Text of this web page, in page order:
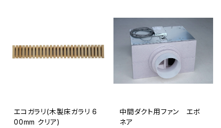
エコガラリ(木製床ガラリ 6
00mm クリア)
中間ダクト用ファン エボ
ネア